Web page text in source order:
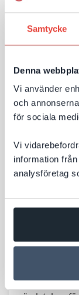
Samtycke
Denna
Vi använder
och
för sociala
Vi
information
analysföretag
för AI‑sök –
Till nyheten
hyran –
Efter cirka 11